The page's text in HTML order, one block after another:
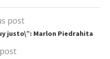
post
justo\”: Marlon Piedrahita